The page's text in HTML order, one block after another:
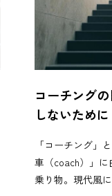
コーチング
しないために
「コーチング」
車（coach）」
乗り物。現代風